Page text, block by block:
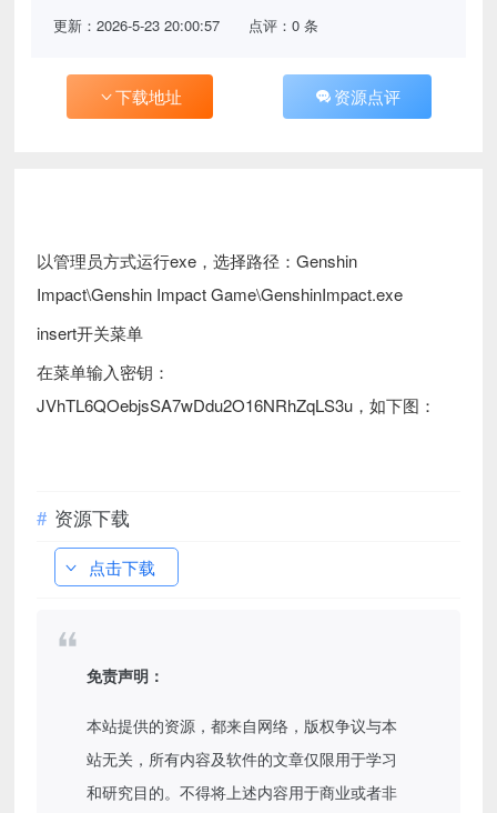
更新：2026-5-23 20:00:57 点评：0 条
下载地址 资源点评
以管理员方式运行exe，选择路径：Genshin
Impact\Genshin Impact Game\GenshinImpact.exe
insert开关菜单
在菜单输入密钥：
JVhTL6QOebjsSA7wDdu2O16NRhZqLS3u，如下图：
资源下载
点击下载
免责声明：
本站提供的资源，都来自网络，版权争议与本
站无关，所有内容及软件的文章仅限用于学习
和研究目的。不得将上述内容用于商业或者非